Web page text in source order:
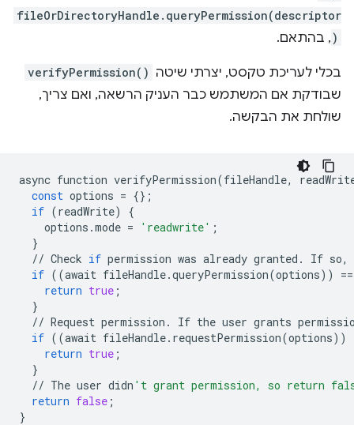
fileOrDirectoryHandle.queryPermission(descriptor
) , בהתאם.
בכלי לעריכת טקסט, יצרתי שיטה verifyPermission()
שבודקת אם המשתמש כבר העניק הרשאה, ואם צריך,
שולחת את הבקשה.
async function verifyPermission(fileHandle,
const options = {};
if (readWrite)
{
options .mode = 'readwrite' ;
}
// Check if permission was already granted . If so,
if ((await fileHandle.queryPermission(options))
return true ;
}
// Request permission . If the user grants
if ((await fileHandle. requestPermission(options))
return true ;
}
// The user didn 't grant permission, so return
return false ;
}